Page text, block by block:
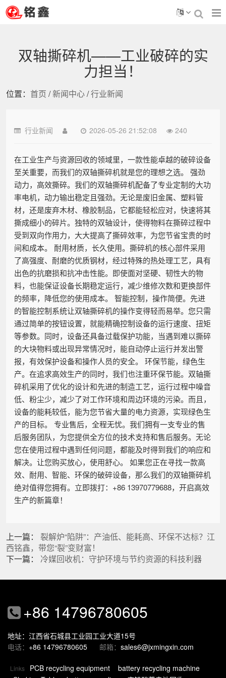
双轴撕碎机——工业破碎的实
力担当！
位置： 首页 /新闻中心/行业新闻
行业新闻 2026-05-26 21:52:08 240
在工业生产与资源回收的领域里，一款性能卓越的破碎设备
至关重要，而我们的双轴撕碎机就是您的理想之选。 强劲
动力，高效撕碎。我们的双轴撕碎机配备了专业定制的大功
率电机，动力输出稳定且强劲。无论是废旧金属、塑料管
材，还是废弃木材、橡胶制品，它都能轻松应对，快速将其
撕成细小的碎片。独特的双轴设计，使得物料在撕碎过程中
受到双向作用力，大大提高了撕碎效率，为您节省宝贵的时
间和成本。 耐用材质，长久使用。撕碎机的核心部件采用
了高强度、耐磨的优质钢材，经过特殊的热处理工艺，具有
出色的抗磨损和抗冲击性能。即使面对坚硬、韧性大的物
料，也能保证设备长期稳定运行，减少维修次数和更换部件
的频率，降低您的使用成本。 智能控制，操作简便。先进
的智能控制系统让双轴撕碎机的操作变得轻而易举。您只需
通过简单的按钮设置，就能精确控制设备的运行速度、扭矩
等参数。同时，设备还具备过载保护功能，当遇到难以撕碎
的大块物料或出现异常情况时，能自动停止运行并发出警
报，有效保护设备和操作人员的安全。 环保节能，绿色生
产。在追求高效生产的同时，我们也注重环保节能。双轴撕
碎机采用了优化的设计和先进的制造工艺，运行过程中噪音
低、粉尘少，减少了对工作环境和周边环境的污染。而且，
设备的能耗较低，能为您节省大量的电力资源，实现绿色生
产的目标。 专业售后，全程无忧。我们拥有一支专业的售
后服务团队，为您提供全方位的技术支持和售后服务。无论
您在使用过程中遇到任何问题，都能及时得到我们的响应和
解决。让您购买放心，使用舒心。 如果您正在寻找一款高
效、耐用、智能、环保的破碎设备，那么我们的双轴撕碎机
绝对值得您拥有。立即拨打：+86 13970779688，开启高效
生产的新篇章！
上一篇： 裂解炉“陷阱”：产油低、能耗高、环保不达标？江
西铭鑫，带您“裂”变财富！
下一篇： 冷媒回收机：守护环境与节约资源的科技利器
+86 14796780605
地址：江西省石城县工业园工业大道15号
电话： +86 14796780605 邮箱： sales6@jxmingxin.com
Links PCB recycling equipment
battery recycling machine